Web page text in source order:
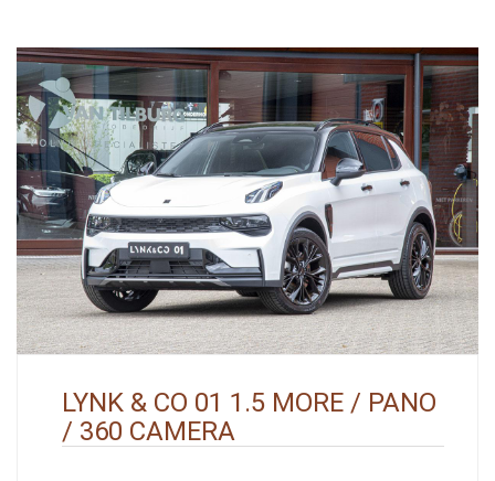
LYNK & CO 01 1.5 MORE / PANO
/ 360 CAMERA